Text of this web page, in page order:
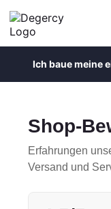
Ich baue meine
Shop-
Erfahrungen
Versand und